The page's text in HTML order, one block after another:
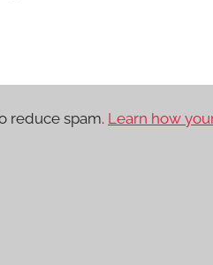
reduce spam. Learn how